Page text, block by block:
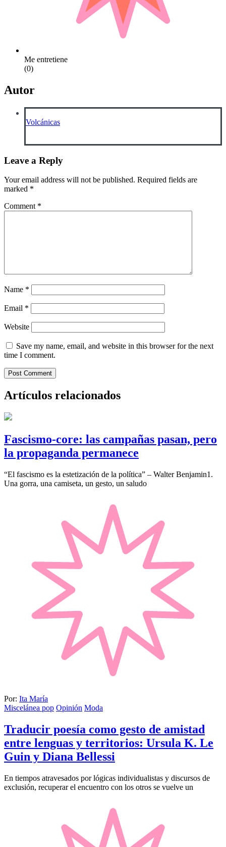
Me entretiene
(0)
Autor
Volcánicas
Leave a Reply
Your email address will not be published. Required fields are
marked *
Comment *
Name *
Email *
Website
Save my name, email, and website in this browser for the next
time I comment.
Artículos relacionados
Fascismo-core: las campañas pasan, pero
la propaganda permanece
“El fascismo es la estetización de la política” – Walter Benjamin1.
Una gorra, una camiseta, un gesto, un saludo
Por: Ita María
Miscelánea pop Opinión Moda
Traducir poesía como gesto de amistad
entre lenguas y territorios: Ursula K. Le
Guin y Diana Bellessi
En tiempos atravesados por lógicas individualistas y discursos de
exclusión, recuperar el encuentro con los otros se vuelve un